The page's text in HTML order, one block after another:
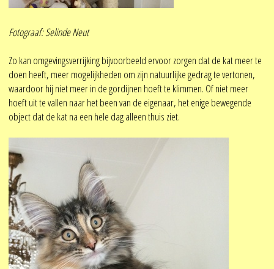
Fotograaf: Selinde Neut
Zo kan omgevingsverrijking bijvoorbeeld ervoor zorgen dat de kat meer te
doen heeft, meer mogelijkheden om zijn natuurlijke gedrag te vertonen,
waardoor hij niet meer in de gordijnen hoeft te klimmen. Of niet meer
hoeft uit te vallen naar het been van de eigenaar, het enige bewegende
object dat de kat na een hele dag alleen thuis ziet.